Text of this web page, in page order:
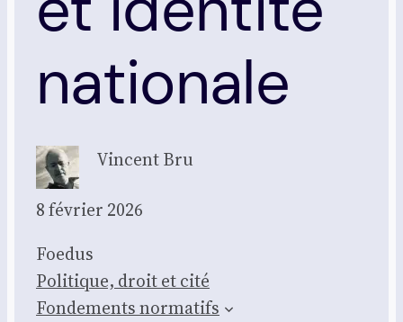
nationale
Vincent Bru
8 février 2026
Foe­dus
Poli­tique, droit et cité
Fon­de­ments nor­ma­tifs